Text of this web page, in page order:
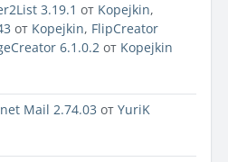
3.19.1 от Kopejkin,
от Kopejkin, FlipCreator
6.1.0.2 от Kopejkin
Mail 2.74.03 от YuriK